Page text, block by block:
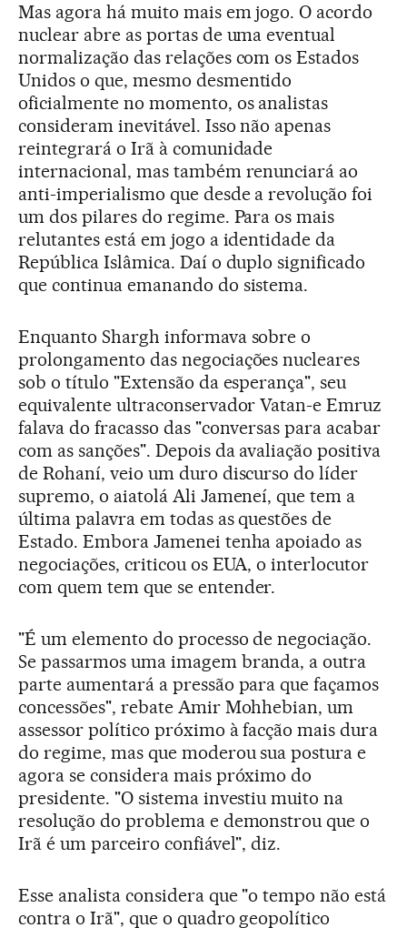
Mas agora há muito mais em jogo. O acordo
nuclear abre as portas de uma eventual
normalização das relações com os Estados
Unidos o que, mesmo desmentido
oficialmente no momento, os analistas
consideram inevitável. Isso não apenas
reintegrará o Irã à comunidade
internacional, mas também renunciará ao
anti-imperialismo que desde a revolução foi
um dos pilares do regime. Para os mais
relutantes está em jogo a identidade da
República Islâmica. Daí o duplo significado
que continua emanando do sistema.
Enquanto Shargh informava sobre o
prolongamento das negociações nucleares
sob o título "Extensão da esperança", seu
equivalente ultraconservador Vatan-e Emruz
falava do fracasso das "conversas para acabar
com as sanções". Depois da avaliação positiva
de Rohaní, veio um duro discurso do líder
supremo, o aiatolá Ali Jameneí, que tem a
última palavra em todas as questões de
Estado. Embora Jamenei tenha apoiado as
negociações, criticou os EUA, o interlocutor
com quem tem que se entender.
"É um elemento do processo de negociação.
Se passarmos uma imagem branda, a outra
parte aumentará a pressão para que façamos
concessões", rebate Amir Mohhebian, um
assessor político próximo à facção mais dura
do regime, mas que moderou sua postura e
agora se considera mais próximo do
presidente. "O sistema investiu muito na
resolução do problema e demonstrou que o
Irã é um parceiro confiável", diz.
Esse analista considera que "o tempo não está
contra o Irã", que o quadro geopolítico